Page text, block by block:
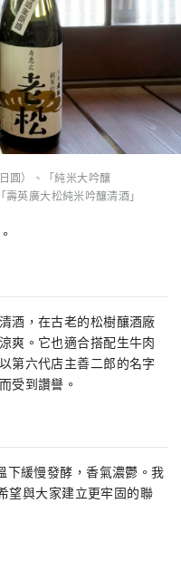
圓）、「純米大吟釀
英廣大松純米吟釀清酒」
酒，在古老的松樹釀酒廠
爽。它也適合搭配生牛肉
第六代店主善二郎的名字
受到讚譽。
下緩慢發酵，香氣濃鬱。我
與大家建立更牢固的聯